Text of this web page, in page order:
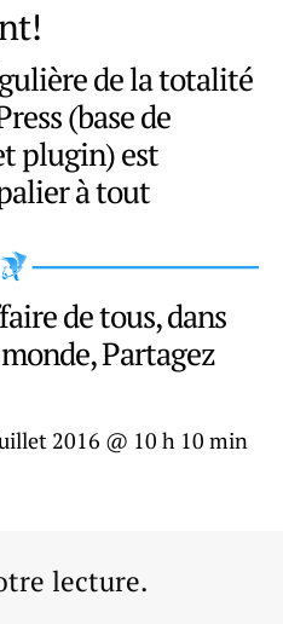
de la totalité
(base de
plugin) est
à tout
de tous, dans
Partagez
2016 @ 10 h 10 min
lecture.